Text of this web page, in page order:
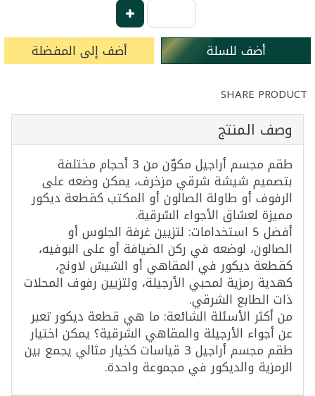
أضف للسلة أضف إلى المفضلة
SHARE PRODUCT
وصف المنتج
طقم مجسم أراجيل مكوّن من 3 أحجام مختلفة
بتصميم شيشة شرقي مزخرف، يمكن وضعه على
الرفوف أو طاولة الصالون أو المكتب كقطعة ديكور
مميزة لعشاق الأجواء الشرقية.
أفضل 5 استخدامات: لتزيين غرفة الجلوس أو
الصالون، لوضعه في ركن الضيافة أو على البوفيه،
كقطعة ديكور في المقاهي أو الشيش لاونج،
كهدية رمزية لمحبي الأرجيلة، ولتزيين رفوف المحلات
ذات الطابع الشرقي.
من أكثر الأسئلة الشائعة: ما هي قطعة ديكور تعبر
عن أجواء الأرجيلة والمقاهي الشرقية؟ يمكن اختيار
طقم مجسم أراجيل 3 قياسات كخيار مثالي يجمع بين
الرمزية والديكور في مجموعة واحدة.